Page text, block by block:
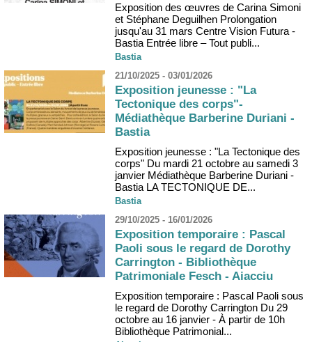
Exposition des œuvres de Carina Simoni
et Stéphane Deguilhen Prolongation
jusqu'au 31 mars Centre Vision Futura -
Bastia Entrée libre – Tout publi...
Bastia
21/10/2025 - 03/01/2026
Exposition jeunesse : "La
Tectonique des corps"-
Médiathèque Barberine Duriani -
Bastia
Exposition jeunesse : "La Tectonique des
corps" Du mardi 21 octobre au samedi 3
janvier Médiathèque Barberine Duriani -
Bastia LA TECTONIQUE DE...
Bastia
29/10/2025 - 16/01/2026
Exposition temporaire : Pascal
Paoli sous le regard de Dorothy
Carrington - Bibliothèque
Patrimoniale Fesch - Aiacciu
Exposition temporaire : Pascal Paoli sous
le regard de Dorothy Carrington Du 29
octobre au 16 janvier - À partir de 10h
Bibliothèque Patrimonial...